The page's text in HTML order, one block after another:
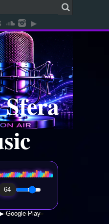
Radio Sfera Music
64
Google Play